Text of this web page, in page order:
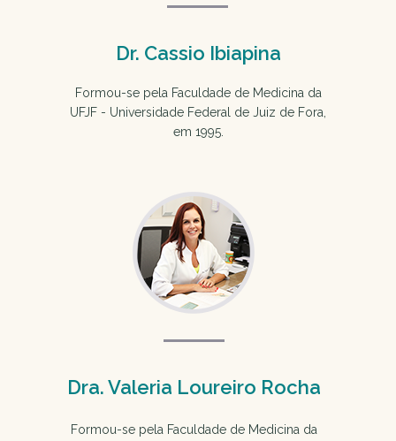
Dr. Cassio Ibiapina
Formou-se pela Faculdade de Medicina da
UFJF - Universidade Federal de Juiz de Fora,
em 1995.
Dra. Valeria Loureiro Rocha
Formou-se pela Faculdade de Medicina da